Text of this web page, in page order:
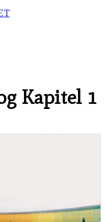
Kapitel 1